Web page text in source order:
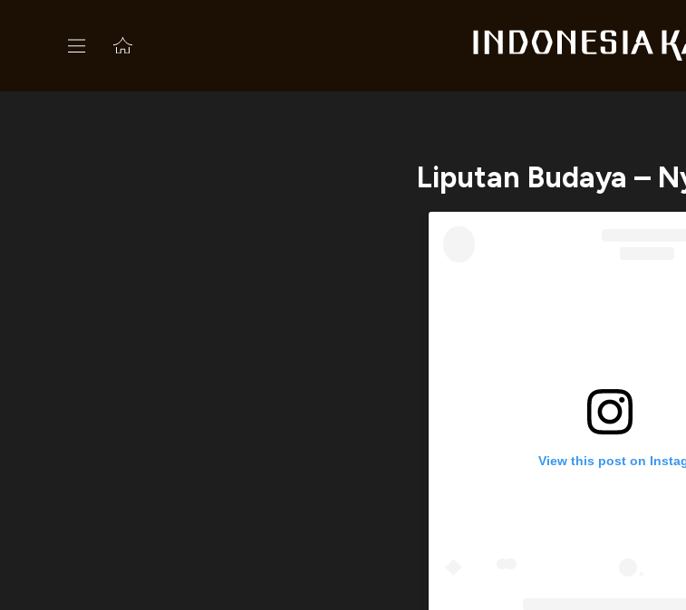
Liputan Budaya –
View this post on